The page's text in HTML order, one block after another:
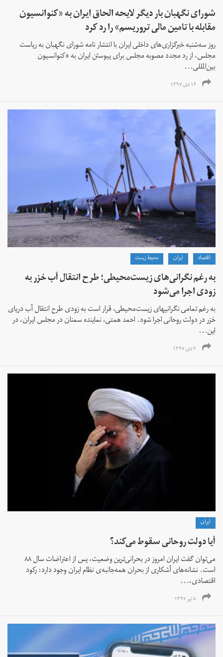
شورای نگهبان بار دیگر لایحه الحاق ایران به «کنوانسیون
مقابله با تامین مالی تروریسم» را رد کرد
روز سه‌شنبه خبرگزاری‌های داخلی ایران با انتشار نامه شورای نگهبان به ریاست
مجلس، از رد مجدد مصوبه مجلس برای پیوستن ایران به «کنوانسیون
بین‌المللی...
۱۲ دی ۱۳۹۷
اقتصاد ايران محیط زیست
به رغم نگرانی‌های زیست‌محیطی؛ طرح انتقال آب خزر به
زودی اجرا می‌شود
به رغم تمامی نگرانیهای زیست‌محیطی، قرار است به زودی طرح انتقال آب دریای
خزر در دولت روحانی اجرا شود. احمد همتی، نماینده سمنان در مجلس ایران، در
این...
۷ دی ۱۳۹۷
ايران
آیا دولت روحانی سقوط می‌کند؟
می‌توان گفت ایران امروز در بحرانی‌ترین وضعیت، پس از اعتراضات سال ۸۸
است. نشانه‌های آشکاری از بحران همه‌جانبه‌ی نظام ایران وجود دارد: رکود
اقتصادی،...
۸ تیر ۱۳۹۷